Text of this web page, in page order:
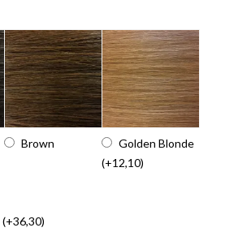
Brown
Golden Blonde
(+12,10)
(+36,30)